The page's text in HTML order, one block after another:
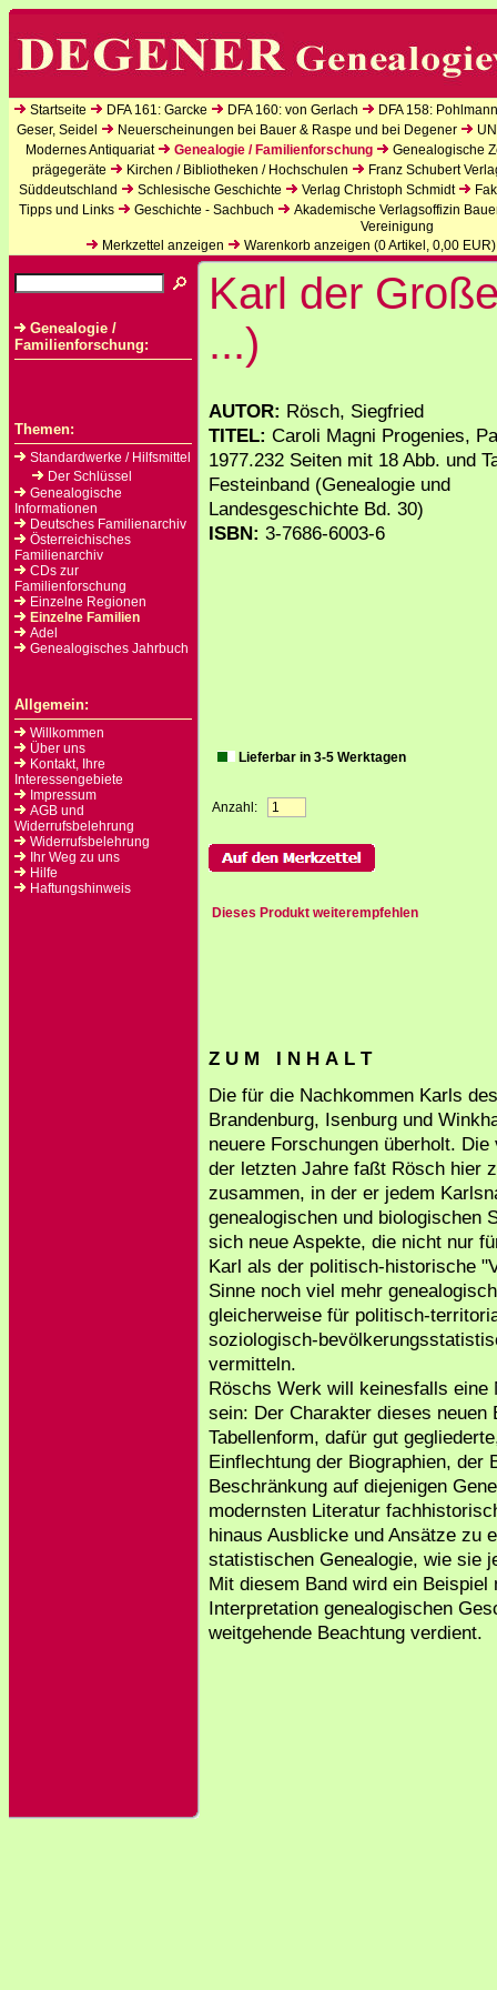
Startseite DFA 161: Garcke DFA 160: von Gerlach
DFA 158:
Geser, Seidel
Neuerscheinungen bei Bauer & Raspe und bei Degener
Modernes Antiquariat
Genealogie / Familienforschung
Genealogische
prägegeräte
Kirchen / Bibliotheken / Hochschulen
Franz Schubert
Süddeutschland
Schlesische Geschichte Verlag Christoph Schmidt
Tipps und Links
Geschichte - Sachbuch
Akademische Verlagsoffizin
Vereinigung
Merkzettel anzeigen
Warenkorb anzeigen (0Artikel, 0,00 EUR)
Genealogie /
Familienforschung:
Themen:
Standardwerke / Hilfsmittel
Der Schlüssel
Genealogische
Informationen
Deutsches Familienarchiv
Österreichisches
Familienarchiv
CDs zur
Familienforschung
Einzelne Regionen
Einzelne Familien
Adel
Genealogisches Jahrbuch
Allgemein:
Willkommen
Über uns
Kontakt, Ihre
Interessengebiete
Impressum
AGB und
Widerrufsbelehrung
Widerrufsbelehrung
Ihr Weg zu uns
Hilfe
Haftungshinweis
Karl der
...)
AUTOR: Rösch, Siegfried
TITEL: Caroli Magni Progenies,
1977.232 Seiten mit 18 Abb. und
Festeinband (Genealogie und
Landesgeschichte Bd. 30)
ISBN: 3-7686-6003-6
Lieferbar in 3-5 Werktagen
Anzahl:
Dieses Produkt weiterempfehlen
Z U M I N H A L T
Die für die Nachkommen Karls
Brandenburg, Isenburg und
neuere Forschungen überholt.
der letzten Jahre faßt Rösch hier
zusammen, in der er jedem
genealogischen und biologischen
sich neue Aspekte, die nicht nur
Karl als der politisch-historische
Sinne noch viel mehr
gleicherweise für politisch-
soziologisch-
vermitteln.
Röschs Werk will keinesfalls eine
sein: Der Charakter dieses
Tabellenform, dafür gut
Einflechtung der Biographien, der
Beschränkung auf diejenigen
modernsten Literatur
hinaus Ausblicke und Ansätze zu
statistischen Genealogie, wie sie
Mit diesem Band wird ein Beispiel
Interpretation genealogischen
weitgehende Beachtung verdient.